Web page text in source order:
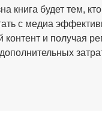
книга будет тем,
с медиа
контент и получая